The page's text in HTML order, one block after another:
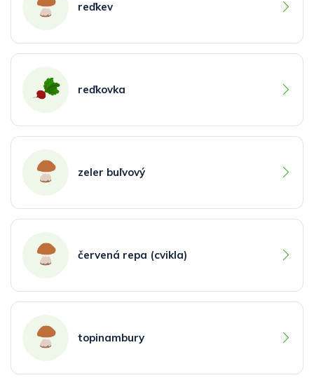
reďkev
reďkovka
zeler buľvový
červená repa (cvikla)
topinambury